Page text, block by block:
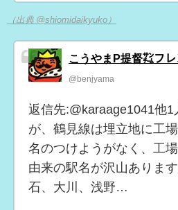
（出典 @shiomidaikyuko）
こうやまP提督㌠フ
@benjyama
返信先:@karaage1041他1
が、鶴見線は埋立地に工
名のつけようがなく、工
由来の駅名が沢山ありま
石、大川、浅野…